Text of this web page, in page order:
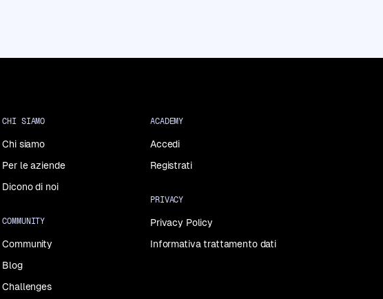
CHI SIAMO
Chi siamo
Per le aziende
Dicono di noi
COMMUNITY
Community
Blog
Challenges
ACADEMY
Accedi
Registrati
PRIVACY
Privacy Policy
Informativa trattamento dati